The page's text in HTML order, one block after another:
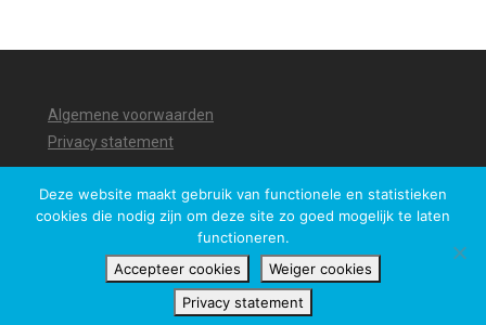
Algemene voorwaarden
Privacy statement
Deze website maakt gebruik van functionele en statistieken
cookies die nodig zijn om deze site zo goed mogelijk te laten
functioneren.
Accepteer cookies
Weiger cookies
Privacy statement